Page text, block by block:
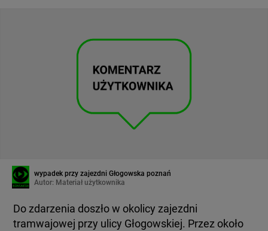
wypadek przy zajezdni Głogowska poznań
Autor: Materiał użytkownika
Do zdarzenia doszło w okolicy zajezdni
tramwajowej przy ulicy Głogowskiej. Przez około